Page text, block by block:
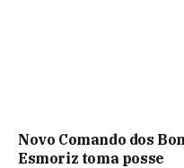
Novo Comando dos
Esmoriz toma posse